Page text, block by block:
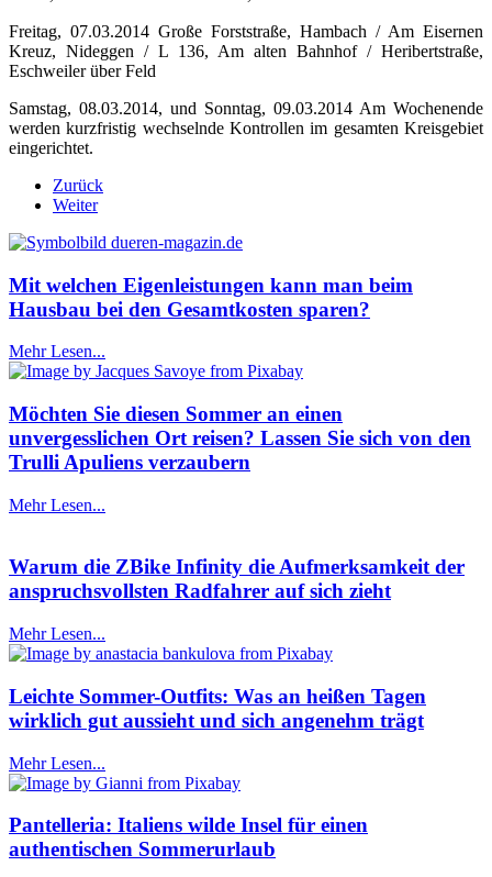
Freitag, 07.03.2014 Große Forststraße, Hambach / Am Eisernen
Kreuz, Nideggen / L 136, Am alten Bahnhof / Heribertstraße,
Eschweiler über Feld
Samstag, 08.03.2014, und Sonntag, 09.03.2014 Am Wochenende
werden kurzfristig wechselnde Kontrollen im gesamten Kreisgebiet
eingerichtet.
Zurück
Weiter
Mit welchen Eigenleistungen kann man beim
Hausbau bei den Gesamtkosten sparen?
Mehr Lesen...
Möchten Sie diesen Sommer an einen
unvergesslichen Ort reisen? Lassen Sie sich von den
Trulli Apuliens verzaubern
Mehr Lesen...
Warum die ZBike Infinity die Aufmerksamkeit der
anspruchsvollsten Radfahrer auf sich zieht
Mehr Lesen...
Leichte Sommer-Outfits: Was an heißen Tagen
wirklich gut aussieht und sich angenehm trägt
Mehr Lesen...
Pantelleria: Italiens wilde Insel für einen
authentischen Sommerurlaub